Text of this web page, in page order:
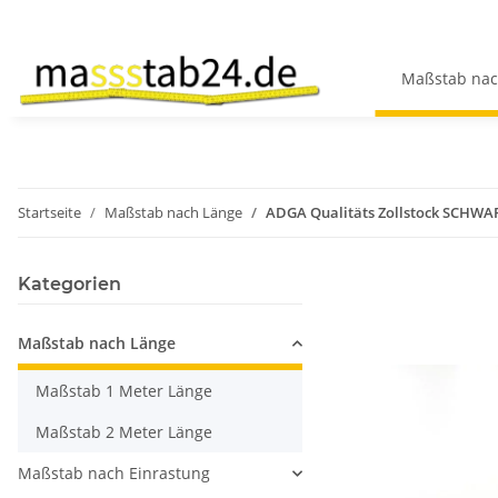
Maßstab
Startseite Maßstab nach Länge ADGA Qualitäts Zollstock
Kategorien
Maßstab nach Länge
Maßstab 1 Meter Länge
Maßstab 2 Meter Länge
Maßstab nach Einrastung